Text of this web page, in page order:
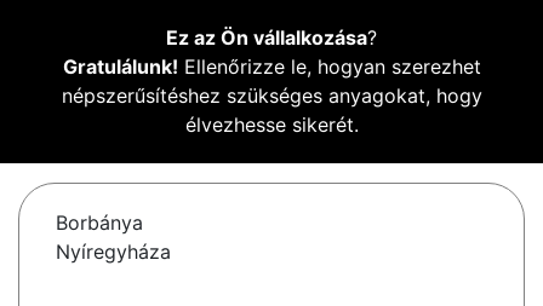
Ez az Ön vállalkozása?
Gratulálunk! Ellenőrizze le, hogyan szerezhet
népszerűsítéshez szükséges anyagokat, hogy
élvezhesse sikerét.
Borbánya
Nyíregyháza